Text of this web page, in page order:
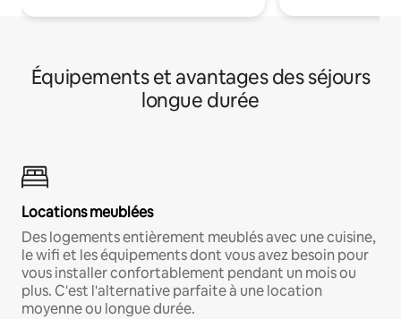
Équipements et avantages des séjours
longue durée
Locations meublées
Des logements entièrement meublés avec une cuisine,
le wifi et les équipements dont vous avez besoin pour
vous installer confortablement pendant un mois ou
plus. C'est l'alternative parfaite à une location
moyenne ou longue durée.